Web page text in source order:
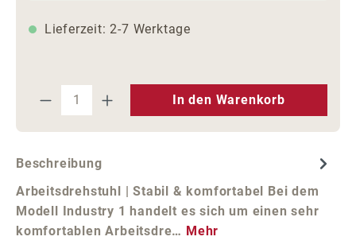
Lieferzeit: 2-7 Werktage
Produkt Anzahl: Gib den
In den Warenkorb
Beschreibung
Arbeitsdrehstuhl | Stabil & komfortabel Bei dem
Modell Industry 1 handelt es sich um einen sehr
komfortablen Arbeitsdre… Mehr